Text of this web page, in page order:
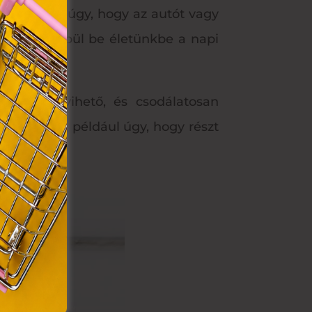
például úgy, hogy az autót vagy
épül be életünkbe a napi
vihető, és csodálatosan
ki, például úgy, hogy részt